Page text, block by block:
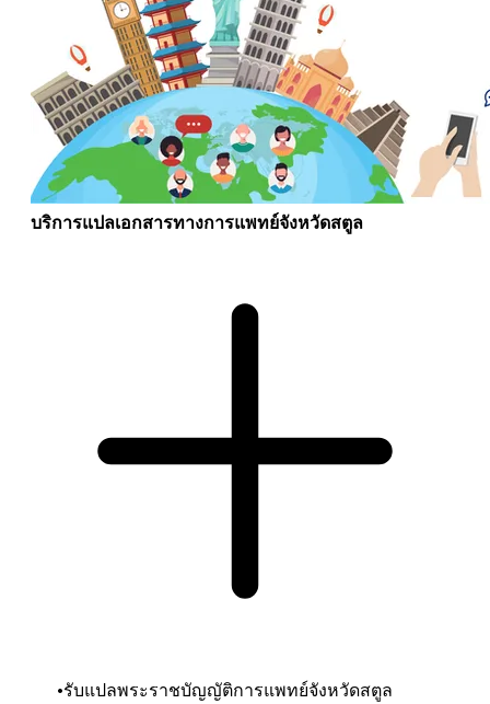
บริการแปลเอกสารทางการแพทย์จังหวัดสตูล
รับแปลพระราชบัญญัติการแพทย์จังหวัดสตูล